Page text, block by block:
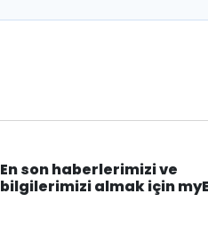
En son haberlerimizi ve
bilgilerimizi almak için